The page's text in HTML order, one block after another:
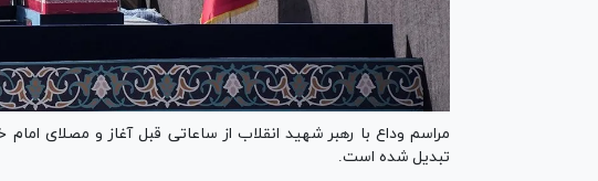
مراسم وداع با رهبر شهید انقلاب از ساعاتی قبل آغاز و مصلای
تبدیل شده است.